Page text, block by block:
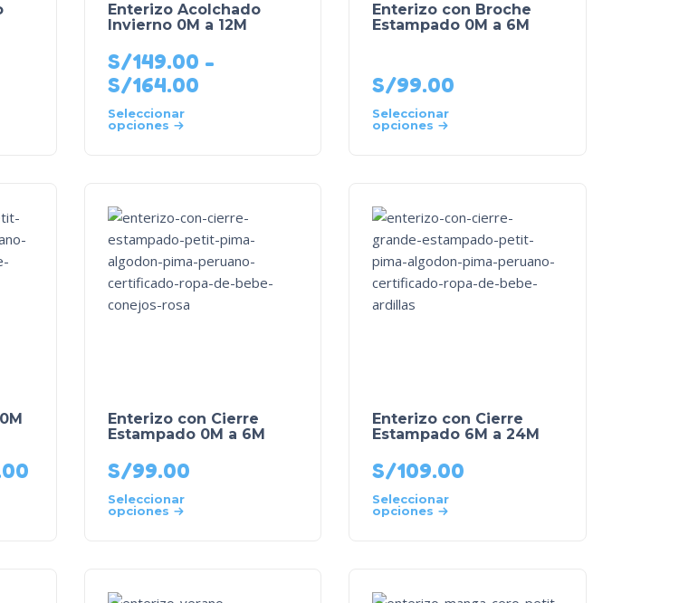
Enterizo Acolchado
Invierno 0M a 12M
S/149.00 -
S/164.00
Seleccionar
opciones
Enterizo con Broche
Estampado 0M a 6M
S/99.00
Seleccionar
opciones
Enterizo con Cierre
Estampado 0M a 6M
S/99.00
Seleccionar
opciones
Enterizo con Cierre
Estampado 6M a 24M
S/109.00
Seleccionar
opciones